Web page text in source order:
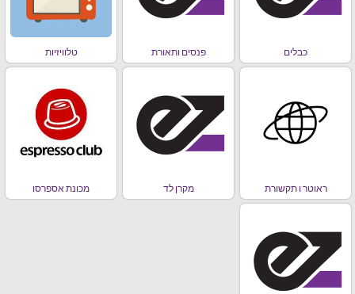
כבלים פנסים ותאורת טלוויזיות
ראוטר ו תקשורת מקרן לד מכונת אספרסו